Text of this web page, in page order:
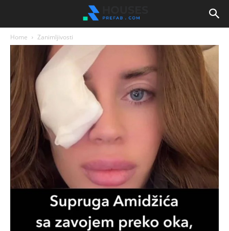
Home Zanimljivosti